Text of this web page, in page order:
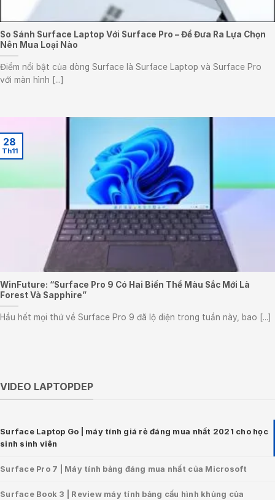
So Sánh Surface Laptop Với Surface Pro – Để Đưa Ra Lựa Chọn
Nên Mua Loại Nào
Điểm nổi bật của dòng Surface là Surface Laptop và Surface Pro
với màn hình [...]
WinFuture: “Surface Pro 9 Có Hai Biến Thể Màu Sắc Mới Là
Forest Và Sapphire”
Hầu hết mọi thứ về Surface Pro 9 đã lộ diện trong tuần này, bao [...]
28
Th11
VIDEO LAPTOPDEP
Surface Laptop Go | máy tính giá rẻ đáng mua nhất 2021 cho học
sinh sinh viên
Surface Pro 7 | Máy tính bảng đáng mua nhất của Microsoft
Surface Book 3 | Review máy tính bảng cấu hình khủng của